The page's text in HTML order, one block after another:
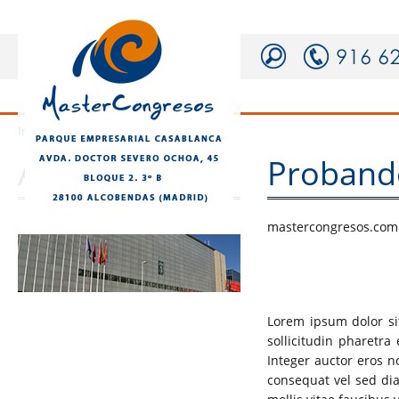
Inicio
Auxiliar
Lorem ipsum dolor
sollicitudin pharetra
Integer auctor eros
consequat vel sed